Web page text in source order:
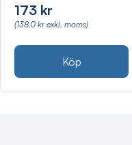
173 kr
(138.0 kr exkl. moms)
Köp